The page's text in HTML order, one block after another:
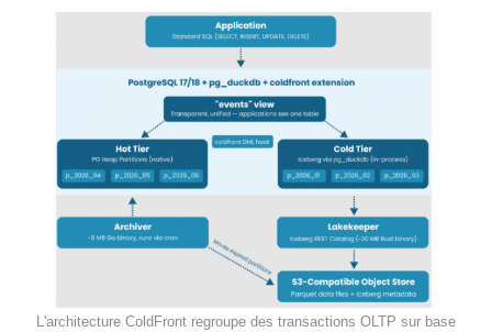
L'architecture ColdFront regroupe des transactions OLTP sur base